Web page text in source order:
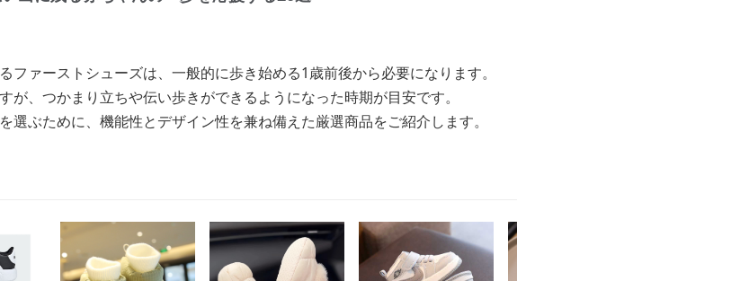
ファーストシューズは、一般的に歩き始める1歳前後から必要になります。
が、つかまり立ちや伝い歩きができるようになった時期が目安です。
選ぶために、機能性とデザイン性を兼ね備えた厳選商品をご紹介します。